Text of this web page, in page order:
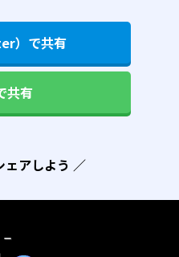
）で共有
共有
ェアしよう ／